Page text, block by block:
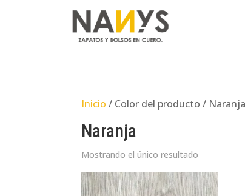
Inicio / Color del producto / Naranja
Naranja
Mostrando el único resultado